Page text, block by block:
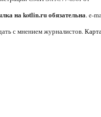
на kotlin.ru обязательна. e-
с мнением журналистов.